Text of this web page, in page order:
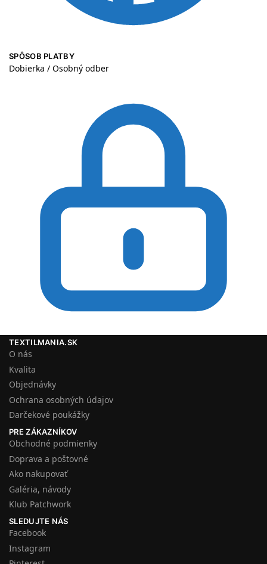
SPÔSOB PLATBY
Dobierka / Osobný odber
TEXTILMANIA.SK
O nás
Kvalita
Objednávky
Ochrana osobných údajov
Darčekové poukážky
PRE ZÁKAZNÍKOV
Obchodné podmienky
Doprava a poštovné
Ako nakupovať
Galéria, návody
Klub Patchwork
SLEDUJTE NÁS
Facebook
Instagram